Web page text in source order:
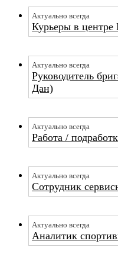
Актуально всегда
Курьеры в центре
Актуально всегда
Руководитель
Дан)
Актуально всегда
Работа /
Актуально всегда
Сотрудник
Актуально всегда
Аналитик